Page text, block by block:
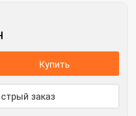
Купить
заказ